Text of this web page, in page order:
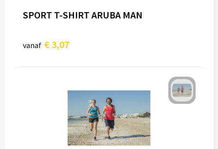
SPORT T-SHIRT ARUBA MAN
vanaf € 3,07